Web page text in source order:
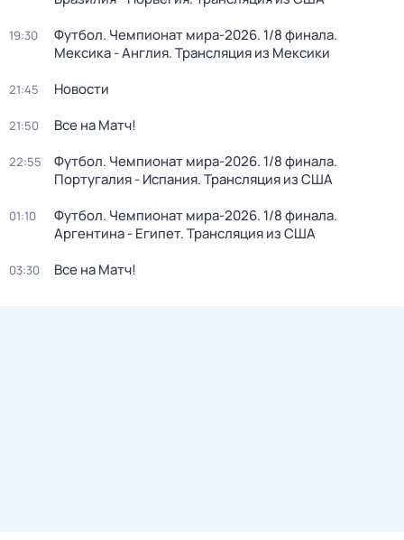
19:30
Футбол. Чемпионат мира-2026. 1/8 финала.
Мексика - Англия. Трансляция из Мексики
21:45 Новости
21:50 Все на Матч!
22:55
Футбол. Чемпионат мира-2026. 1/8 финала.
Португалия - Испания. Трансляция из США
01:10
Футбол. Чемпионат мира-2026. 1/8 финала.
Аргентина - Египет. Трансляция из США
03:30 Все на Матч!